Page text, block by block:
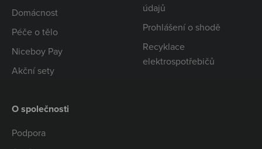
Domácnost
Péče o tělo
Niceboy Pay
Akční sety
údajů
Prohlášení o shodě
Recyklace
elektrospotřebičů
O společnosti
Podpora